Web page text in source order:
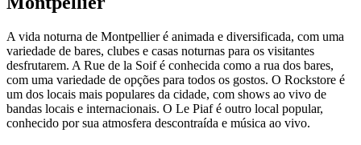
A vida noturna de Montpellier é animada e diversificada, com uma
variedade de bares, clubes e casas noturnas para os visitantes
desfrutarem. A Rue de la Soif é conhecida como a rua dos bares,
com uma variedade de opções para todos os gostos. O Rockstore é
um dos locais mais populares da cidade, com shows ao vivo de
bandas locais e internacionais. O Le Piaf é outro local popular,
conhecido por sua atmosfera descontraída e música ao vivo.